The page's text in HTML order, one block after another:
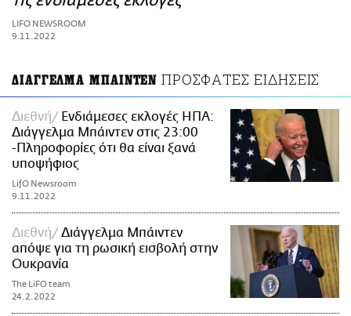
ΑΜΠΑ
PRINT
LIFO NEWSROOM
9.11.2022
ΔΙΑΓΓΕΛΜΑ ΜΠΑΙΝΤΕΝ ΠΡΟΣΦΑΤΕΣ ΕΙΔΗΣΕΙΣ
Διεθνή
Ενδιάμεσες εκλογές ΗΠΑ:
Διάγγελμα Μπάιντεν στις 23:00
-Πληροφορίες ότι θα είναι ξανά
υποψήφιος
LifO Newsroom
9.11.2022
Διεθνή
Διάγγελμα Μπάιντεν
απόψε για τη ρωσική εισβολή στην
Ουκρανία
The LiFO team
24.2.2022